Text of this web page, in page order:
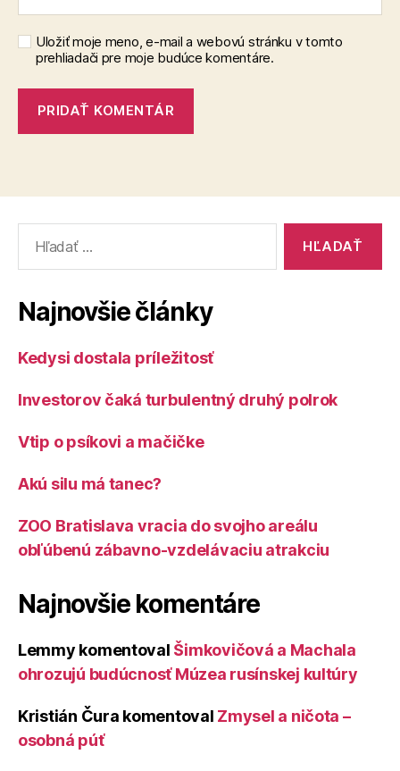
Uložiť moje meno, e-mail a webovú stránku v tomto
prehliadači pre moje budúce komentáre.
Najnovšie články
Kedysi dostala príležitosť
Investorov čaká turbulentný druhý polrok
Vtip o psíkovi a mačičke
Akú silu má tanec?
ZOO Bratislava vracia do svojho areálu
obľúbenú zábavno-vzdelávaciu atrakciu
Najnovšie komentáre
Lemmy komentoval Šimkovičová a Machala
ohrozujú budúcnosť Múzea rusínskej kultúry
Kristián Čura komentoval Zmysel a ničota –
osobná púť